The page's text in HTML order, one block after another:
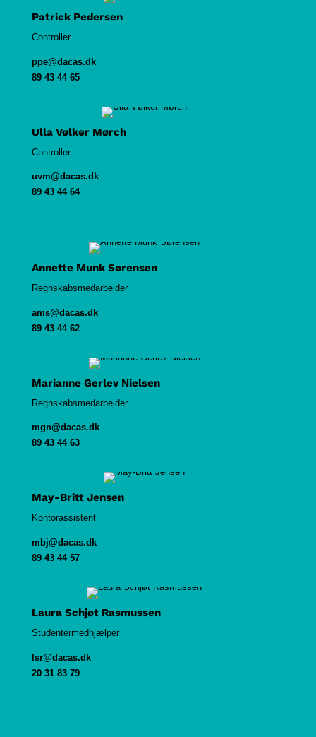
Patrick Pedersen
Controller
ppe@dacas.dk
89 43 44 65
Ulla Vølker Mørch
Controller
uvm@dacas.dk
89 43 44 64
Annette Munk Sørensen
Regnskabsmedarbejder
ams@dacas.dk
89 43 44 62
Marianne Gerlev Nielsen
Regnskabsmedarbejder
mgn@dacas.dk
89 43 44 63
May-Britt Jensen
Kontorassistent
mbj@dacas.dk
89 43 44 57
Laura Schjøt Rasmussen
Studentermedhjælper
lsr@dacas.dk
20 31 83 79